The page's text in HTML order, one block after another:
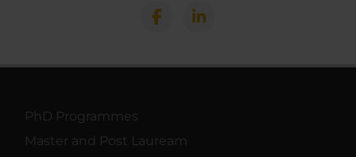
PhD Programmes
Master and Post Lauream